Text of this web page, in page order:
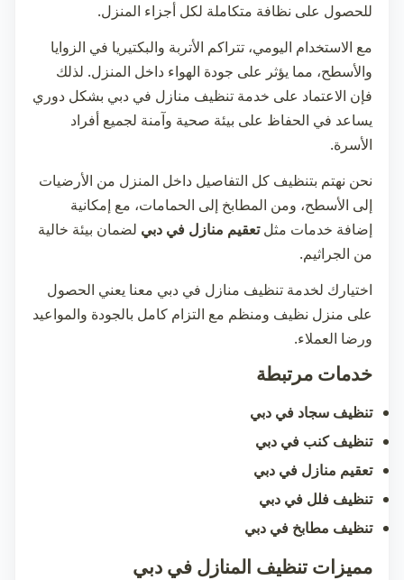
للحصول على نظافة متكاملة لكل أجزاء المنزل.
مع الاستخدام اليومي، تتراكم الأتربة والبكتيريا في الزوايا
والأسطح، مما يؤثر على جودة الهواء داخل المنزل. لذلك
فإن الاعتماد على خدمة تنظيف منازل في دبي بشكل دوري
يساعد في الحفاظ على بيئة صحية وآمنة لجميع أفراد
الأسرة.
نحن نهتم بتنظيف كل التفاصيل داخل المنزل من الأرضيات
إلى الأسطح، ومن المطابخ إلى الحمامات، مع إمكانية
إضافة خدمات مثلتعقيم منازل في دبي لضمان بيئة خالية
من الجراثيم.
اختيارك لخدمة تنظيف منازل في دبي معنا يعني الحصول
على منزل نظيف ومنظم مع التزام كامل بالجودة والمواعيد
ورضا العملاء.
خدمات مرتبطة
تنظيف سجاد في دبي
تنظيف كنب في دبي
تعقيم منازل في دبي
تنظيف فلل في دبي
تنظيف مطابخ في دبي
مميزات تنظيف المنازل في دبي